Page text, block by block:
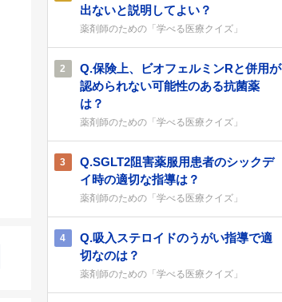
出ないと説明してよい？
薬剤師のための「学べる医療クイズ」
2
Q.保険上、ビオフェルミンRと併用が
認められない可能性のある抗菌薬
は？
薬剤師のための「学べる医療クイズ」
3
Q.SGLT2阻害薬服用患者のシックデ
イ時の適切な指導は？
薬剤師のための「学べる医療クイズ」
4
Q.吸入ステロイドのうがい指導で適
切なのは？
薬剤師のための「学べる医療クイズ」